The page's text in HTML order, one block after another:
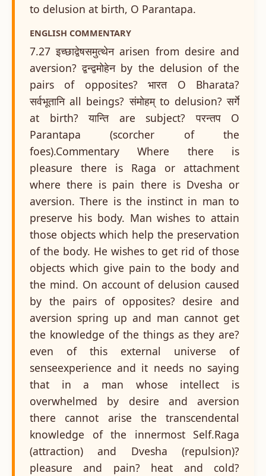
to delusion at birth, O Parantapa.
ENGLISH COMMENTARY
7.27 इच्छाद्वेषसमुत्थेन arisen from desire and
aversion? द्वन्द्वमोहेन by the delusion of the
pairs of opposites? भारत O Bharata?
सर्वभूतानि all beings? संमोहम् to delusion? सर्गे
at birth? यान्ति are subject? परन्तप O
Parantapa (scorcher of the
foes).Commentary Where there is
pleasure there is Raga or attachment
where there is pain there is Dvesha or
aversion. There is the instinct in man to
preserve his body. Man wishes to attain
those objects which help the preservation
of the body. He wishes to get rid of those
objects which give pain to the body and
the mind. On account of delusion caused
by the pairs of opposites? desire and
aversion spring up and man cannot get
the knowledge of the things as they are?
even of this external universe of
senseexperience and it needs no saying
that in a man whose intellect is
overwhelmed by desire and aversion
there cannot arise the transcendental
knowledge of the innermost Self.Raga
(attraction) and Dvesha (repulsion)?
pleasure and pain? heat and cold?